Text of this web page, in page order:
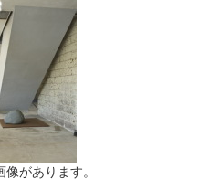
があります。